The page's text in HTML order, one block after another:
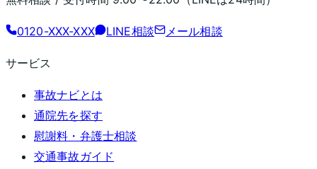
0120-XXX-XXX LINE相談 メール相談
サービス
事故ナビとは
通院先を探す
慰謝料・弁護士相談
交通事故ガイド